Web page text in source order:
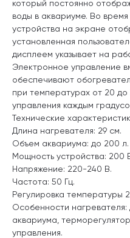
который постоянно
воды в аквариуме. Во
устройства на экране
установленная
дисплеем указывает на
Электронное управление
обеспечивают
при температурах от 20
управления каждым
Технические
Длина нагревателя: 29 см.
Объем аквариума: до 200 л.
Мощность устройства: 200
Напряжение: 220-240 В.
Частота: 50 Гц.
Регулировка температуры
Особенности
аквариума,
управления.